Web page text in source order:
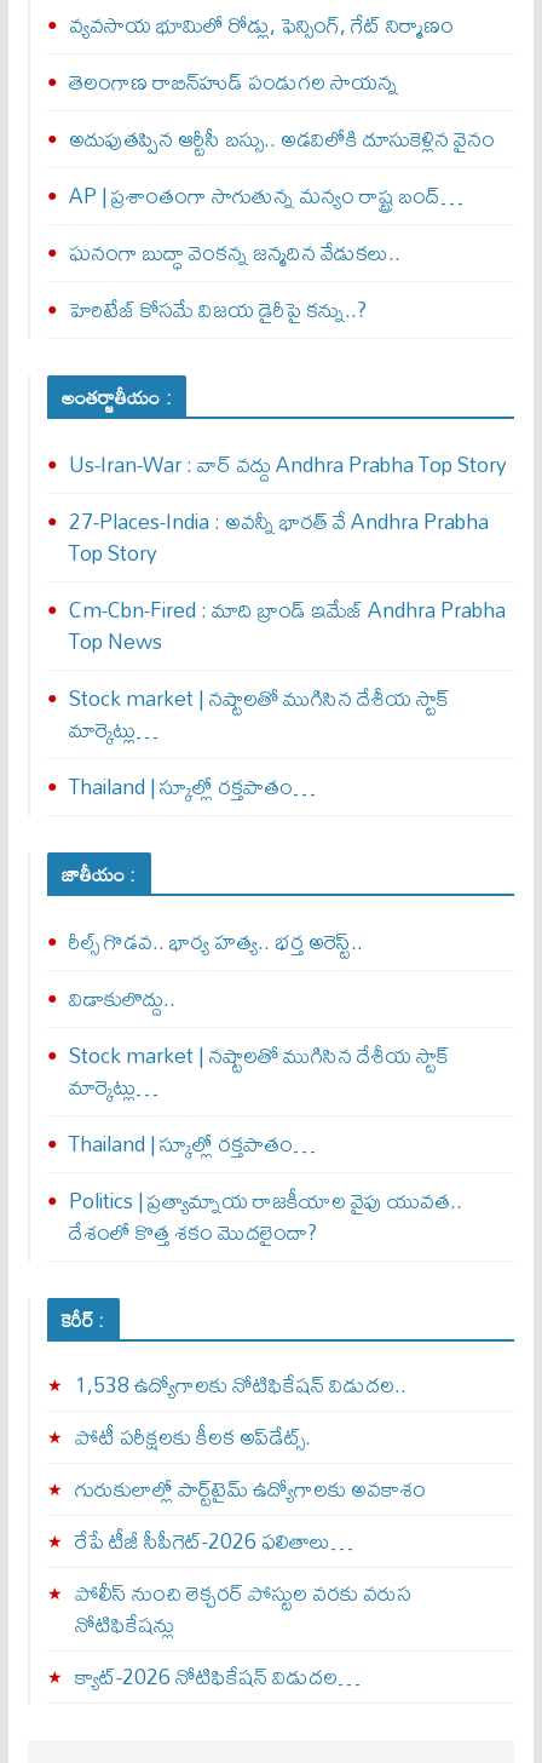
వ్యవసాయ భూమిలో రోడ్లు, ఫెన్సింగ్‌, గేట్‌ నిర్మాణం
తెలంగాణ రాబిన్‌హుడ్ పండుగల సాయన్న
అదుపుతప్పిన ఆర్టీసీ బస్సు.. అడవిలోకి దూసుకెళ్లిన వైనం
AP | ప్రశాంతంగా సాగుతున్న మన్యం రాష్ట్ర బంద్‌…
ఘనంగా బుద్ధా వెంకన్న జన్మదిన వేడుకలు..
హెరిటేజ్ కోసమే విజయ డైరీపై కన్ను..?
అంతర్జాతీయం :
Us-Iran-War : వార్ వ‌ద్దు Andhra Prabha Top Story
27-Places-India : అవ‌న్నీ భార‌త్ వే Andhra Prabha
Top Story
Cm-Cbn-Fired : మాది బ్రాండ్ ఇమేజ్ Andhra Prabha
Top News
Stock market | నష్టాలతో ముగిసిన దేశీయ స్టాక్
మార్కెట్లు…
Thailand | స్కూల్లో రక్తపాతం…
జాతీయం :
రీల్స్ గొడవ.. భార్య హత్య.. భర్త అరెస్ట్..
విడాకులొద్దు..
Stock market | నష్టాలతో ముగిసిన దేశీయ స్టాక్
మార్కెట్లు…
Thailand | స్కూల్లో రక్తపాతం…
Politics | ప్రత్యామ్నాయ రాజకీయాల వైపు యువత..
దేశంలో కొత్త శకం మొదలైందా?
కెరీర్ :
1,538 ఉద్యోగాలకు నోటిఫికేషన్ విడుదల..
పోటీ పరీక్షలకు కీలక అప్‌డేట్స్.
గురుకులాల్లో పార్ట్‌టైమ్ ఉద్యోగాలకు అవకాశం
రేపే టీజీ సీపీగెట్‌-2026 ఫలితాలు…
పోలీస్ నుంచి లెక్చరర్ పోస్టుల వరకు వరుస
నోటిఫికేషన్లు
క్యాట్-2026 నోటిఫికేషన్ విడుదల…